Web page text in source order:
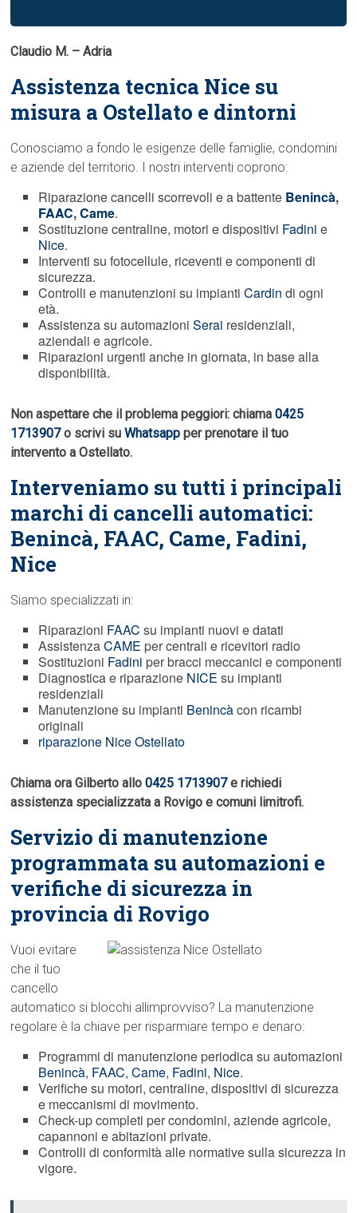
Claudio M. – Adria
Assistenza tecnica Nice su
misura a Ostellato e dintorni
Conosciamo a fondo le esigenze delle famiglie, condomini
e aziende del territorio. I nostri interventi coprono:
Riparazione cancelli scorrevoli e a battente Benincà,
FAAC,Came.
Sostituzione centraline, motori e dispositivi Fadini e
Nice.
Interventi su fotocellule, riceventi e componenti di
sicurezza.
Controlli e manutenzioni su impiantiCardin di ogni
età.
Assistenza su automazioniSerai residenziali,
aziendali e agricole.
Riparazioni urgenti anche in giornata, in base alla
disponibilità.
Non aspettare che il problema peggiori: chiama0425
1713907o scrivi suWhatsapp per prenotare il tuo
intervento a Ostellato.
Interveniamo su tutti i principali
marchi di cancelli automatici:
Benincà, FAAC, Came, Fadini,
Nice
Siamo specializzati in:
Riparazioni FAAC su impianti nuovi e datati
AssistenzaCAME per centrali e ricevitori radio
Sostituzioni Fadini per bracci meccanici e componenti
Diagnostica e riparazione NICE su impianti
residenziali
Manutenzione su impianti Benincàcon ricambi
originali
riparazione Nice Ostellato
Chiama ora Gilberto allo0425 1713907e richiedi
assistenza specializzata a Rovigo e comuni limitrofi.
Servizio di manutenzione
programmata su automazioni e
verifiche di sicurezza in
provincia di Rovigo
Vuoi evitare
che il tuo
cancello
automatico si blocchi allimprovviso? La manutenzione
regolare è la chiave per risparmiare tempo e denaro:
Programmi di manutenzione periodica su automazioni
Benincà, FAAC,Came, Fadini, Nice.
Verifiche su motori, centraline, dispositivi di sicurezza
e meccanismi di movimento.
Check-up completi per condomini, aziende agricole,
capannoni e abitazioni private.
Controlli di conformità alle normative sulla sicurezza in
vigore.